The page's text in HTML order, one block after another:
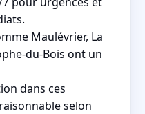
Maulévrier, La
du-Bois ont un
dans ces
selon